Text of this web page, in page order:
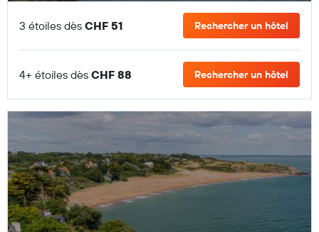
3 étoiles dès CHF 51 Rechercher un hôtel
4+ étoiles dès CHF 88 Rechercher un hôtel